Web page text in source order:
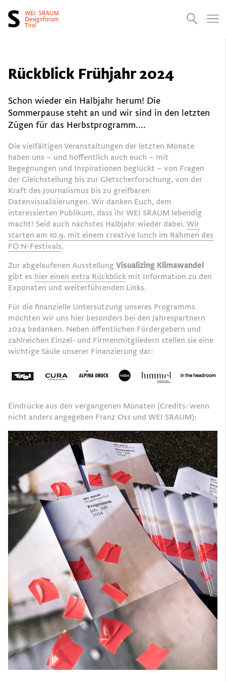
Presse Suchen
Rückblick Frühjahr 2024
Schon wieder ein Halbjahr herum! Die
Sommerpause steht an und wir sind in den letzten
Zügen für das Herbstprogramm....
Die vielfältigen Veranstaltungen der letzten Monate
haben uns – und hoffentlich auch euch – mit
Begegnungen und Inspirationen beglückt – von Fragen
der Gleichstellung bis zur Gletscherforschung, von der
Kraft des Journalismus bis zu greifbaren
Datenvisualisierungen. Wir danken Euch, dem
interessierten Publikum, dass ihr WEI SRAUM lebendig
macht! Seid auch nächstes Halbjahr wieder dabei. Wir
starten am 10.9. mit einem creative lunch im Rahmen des
FÖ N-Festivals.
Zur abgelaufenen Ausstellung Visualizing Klimawandel
gibt es hier einen extra Rückblick mit Information zu den
Exponaten und weiterführenden Links.
Für die finanzielle Untersützung unseres Programms
möchten wir uns hier besonders bei den Jahrespartnern
2024 bedanken. Neben öffentlichen Fördergebern und
zahlreichen Einzel- und Firmenmitgliedern stellen sie eine
wichtige Säule unserer Finanzierung dar:
Eindrücke aus den vergangenen Monaten (Credits: wenn
nicht anders angegeben Franz Oss und WEI SRAUM):